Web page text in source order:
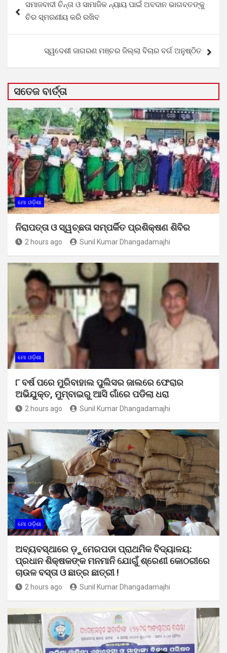
navigation
ସମାଜବାଦୀ ଚିନ୍ତା ଓ ସାମାଜିକ ନ୍ୟାୟ ପାଇଁ ଅବଦାନ ଭାଗବତଙ୍କୁ
ଚିର ସ୍ମରଣୀୟ କରି ରଖିବ
ସ୍ୱଦେଶୀ ଜାଗରଣ ମଞ୍ଚର ଜିଲ୍ଲା ବିଚାର ବର୍ଗ ଅନୁଷ୍ଠିତ
ସତେଜ ବାର୍ତ୍ତା
ମୋ ଓଡ଼ିଶା
ନିରାପତ୍ତା ଓ ସ୍ୱଚ୍ଛତା ସମ୍ପର୍କିତ ପ୍ରଶିକ୍ଷଣ ଶିବିର
2 hours ago Sunil Kumar Dhangadamajhi
ମୋ ଓଡ଼ିଶା
୮ ବର୍ଷ ପରେ ମୁରିବାହାଲ ପୁଲିସର ଜାଲରେ ଫେରାର
ଅଭିଯୁକ୍ତ, ମୁମ୍ବାଇରୁ ଆସି ଗାଁରେ ପଡିଲା ଧରା
2 hours ago Sunil Kumar Dhangadamajhi
ମୋ ଓଡ଼ିଶା
ଅବ୍ୟବସ୍ଥାରେ ଡ଼ୁମେରପଡା ପ୍ରାଥମିକ ବିଦ୍ୟାଳୟ:
ପ୍ରଧାନ ଶିକ୍ଷକଙ୍କ ମନମାନି ଯୋଗୁଁ ଶ୍ରେଣୀ କୋଠରୀରେ
ଚାଉଳ ବସ୍ତା ଓ ଛାତ୍ର ଛାତ୍ରୀ !
2 hours ago Sunil Kumar Dhangadamajhi